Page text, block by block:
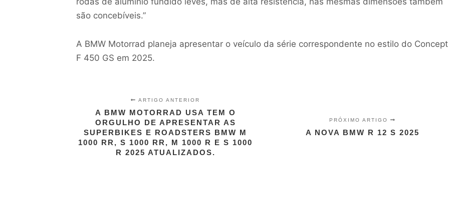
são concebíveis.”
A BMW Motorrad planeja apresentar o veículo da série correspondente no estilo do Concept
F 450 GS em 2025.
ARTIGO ANTERIOR
A BMW MOTORRAD USA TEM O
ORGULHO DE APRESENTAR AS
SUPERBIKES E ROADSTERS BMW M
1000 RR, S 1000 RR, M 1000 R E S 1000
R 2025 ATUALIZADOS.
PRÓXIMO ARTIGO
A NOVA BMW R 12 S 2025